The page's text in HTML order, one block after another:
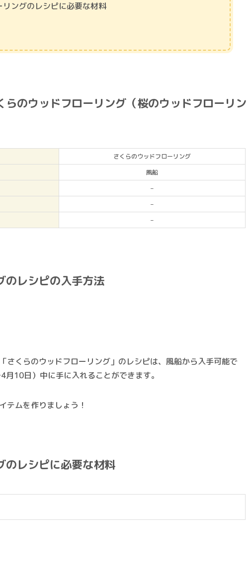
ングのレシピに必要な材料
らのウッドフローリング（桜のウッドフローリン
さくらのウッドフローリング
風船
–
–
–
のレシピの入手方法
さくらのウッドフローリング」のレシピは、風船から入手可能で
10日）中に手に入れることができます。
テムを作りましょう！
のレシピに必要な材料